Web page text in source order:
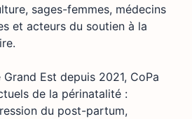
sages-femmes, médecins
et acteurs du soutien à la
Est depuis 2021, CoPa
de la périnatalité :
du post-partum,